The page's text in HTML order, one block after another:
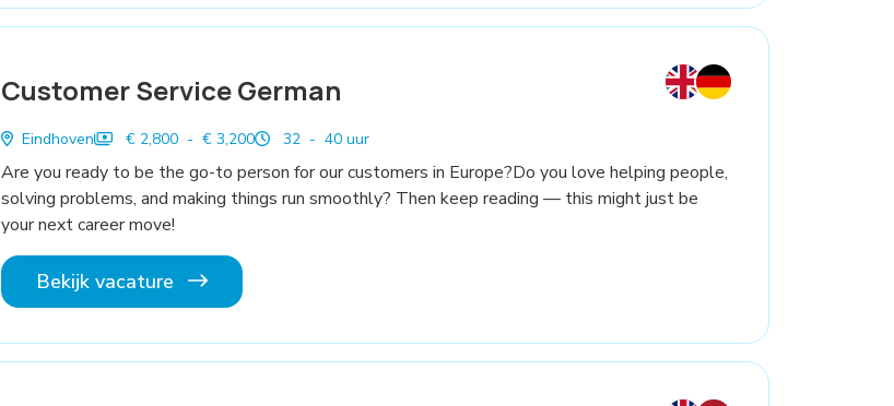
Customer Service German
Eindhoven € 2,800 - € 3,200 32 - 40 uur
Are you ready to be the go-to person for our customers in Europe?Do you love helping people,
solving problems, and making things run smoothly? Then keep reading — this might just be
your next career move!
Bekijk vacature